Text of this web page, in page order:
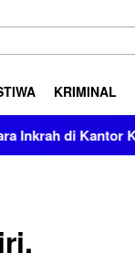
KRIMINAL
Kejari Polman